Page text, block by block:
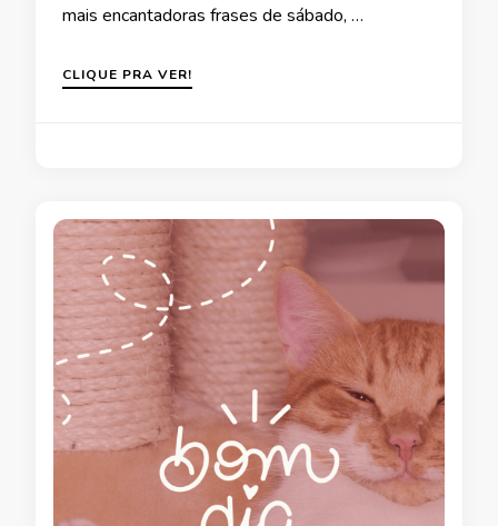
mais encantadoras frases de sábado, …
CLIQUE PRA VER!